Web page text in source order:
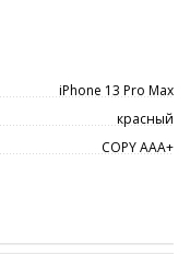
iPhone 13 Pro Max
красный
COPY ААА+